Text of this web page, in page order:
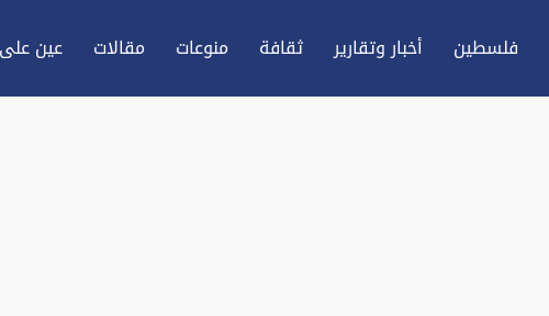
فلسطين أخبار وتقارير ثقافة منوعات مقالات عين